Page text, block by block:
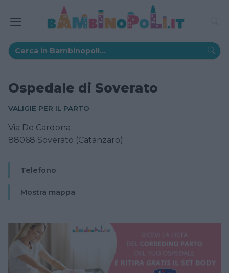
Ospedale di Soverato
VALIGIE PER IL PARTO
Via De Cardona
88068 Soverato (Catanzaro)
Telefono
Mostra mappa